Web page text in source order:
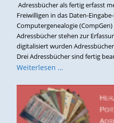
Adressbücher als fertig erfasst
Freiwilligen in das Daten-
Computergenealogie
Adressbücher stehen zur
digitalisiert wurden
Drei Adressbücher sind fertig
Weiterlesen …